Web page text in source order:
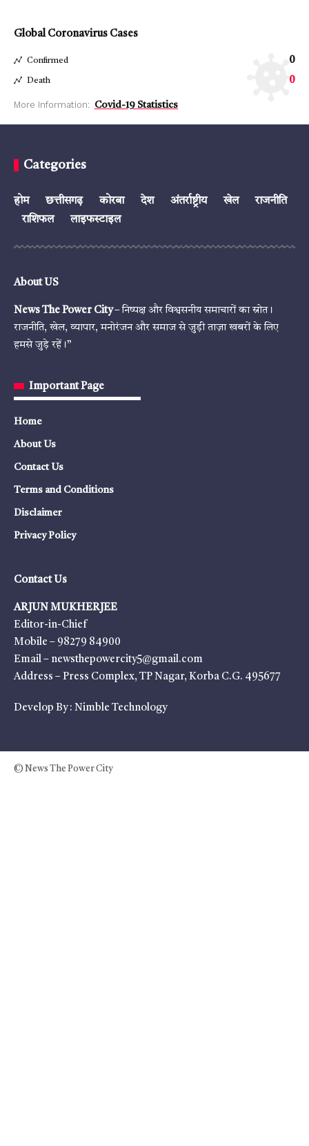
Global Coronavirus Cases
Confirmed 0
Death 0
More Information: Covid-19 Statistics
Categories
होम छत्तीसगढ़ कोरबा देश अंतर्राष्ट्रीय खेल
राजनीति
राशिफल
लाइफस्टाइल
About US
News The Power City– निष्पक्ष और विश्वसनीय समाचारों का स्रोत।
राजनीति, खेल, व्यापार, मनोरंजन और समाज से जुड़ी ताज़ा खबरों के लिए
हमसे जुड़े रहें।”
Important Page
Home
About Us
Contact Us
Terms and Conditions
Disclaimer
Privacy Policy
Contact Us
ARJUN MUKHERJEE
Editor-in-Chief
Mobile – 98279 84900
Email – newsthepowercity5@gmail.com
Address – Press Complex, TP Nagar, Korba C.G. 495677
Develop By : Nimble Technology
© News The Power City